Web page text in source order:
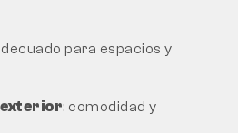
para espacios y
exterior: comodidad y